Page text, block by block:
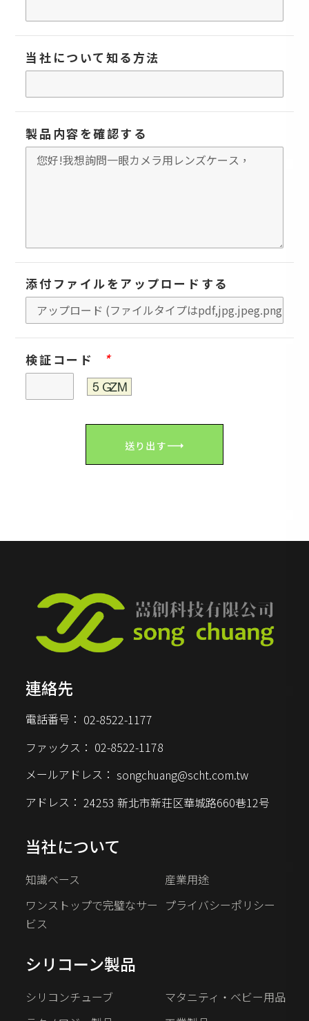
当社について知る方法
製品内容を確認する
添付ファイルをアップロードする
検証コード *
送り出す
連絡先
電話番号： 02-8522-1177
ファックス： 02-8522-1178
メールアドレス： songchuang@scht.com.tw
アドレス： 24253 新北市新荘区華城路660巷12号
当社について
知識ベース
産業用途
ワンストップで完璧なサー
ビス
プライバシーポリシー
シリコーン製品
シリコンチューブ
マタニティ・ベビー用品